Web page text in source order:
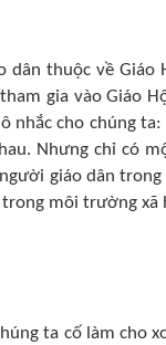
dân thuộc về
gia vào Giáo
nhắc cho chúng ta:
Nhưng chỉ có
giáo dân trong
môi trường xã
ta cố làm cho